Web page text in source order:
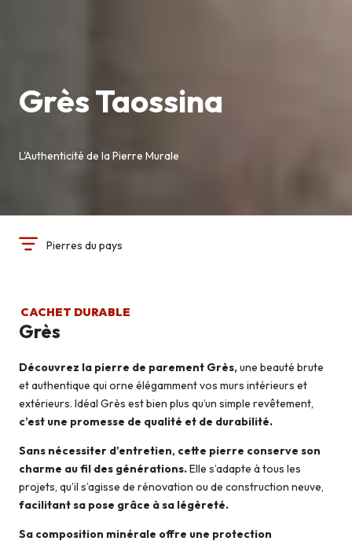
Grès Taossina
L'Authenticité de la Pierre Murale
Pierres du pays
CACHET DURABLE
Grès
Découvrez la pierre de parement Grès,une beauté brute
et authentique qui orne élégamment vos murs intérieurs et
extérieurs. Idéal Grès est bien plus qu’un simple revêtement,
c’est une promesse de qualité et de durabilité.
Sans nécessiter d’entretien, cette pierre conserve son
charme au fil des générations.Elle s’adapte à tous les
projets, qu’il s’agisse de rénovation ou de construction neuve,
facilitant sa pose grâce à sa légèreté.
Sa composition minérale offre une protection